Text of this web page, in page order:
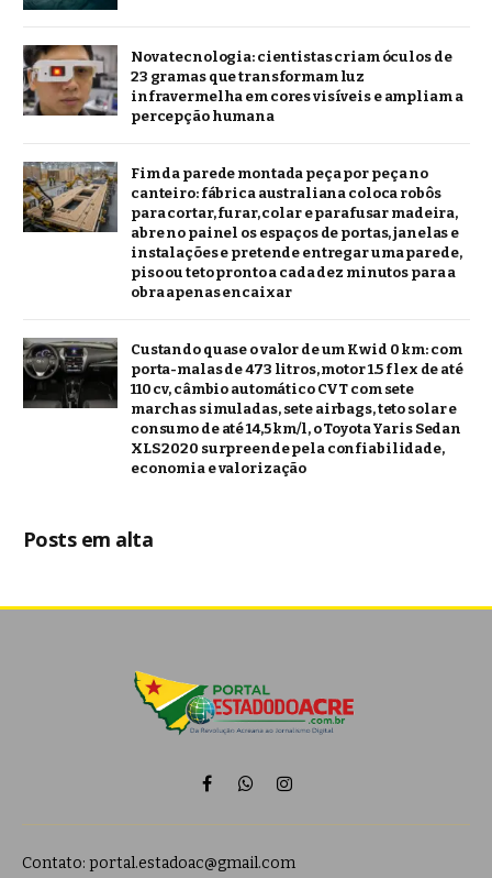
Nova tecnologia: cientistas criam óculos de
23 gramas que transformam luz
infravermelha em cores visíveis e ampliam a
percepção humana
Fim da parede montada peça por peça no
canteiro: fábrica australiana coloca robôs
para cortar, furar, colar e parafusar madeira,
abre no painel os espaços de portas, janelas e
instalações e pretende entregar uma parede,
piso ou teto pronto a cada dez minutos para a
obra apenas encaixar
Custando quase o valor de um Kwid 0 km: com
porta-malas de 473 litros, motor 1.5 flex de até
110 cv, câmbio automático CVT com sete
marchas simuladas, sete airbags, teto solar e
consumo de até 14,5 km/l, o Toyota Yaris Sedan
XLS 2020 surpreende pela confiabilidade,
economia e valorização
Posts em alta
FacebookWhatsAppInstagram
Contato: portal.estadoac@gmail.com